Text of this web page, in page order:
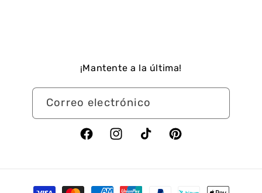
¡Mantente a la última!
Correo electrónico
FacebookInstagramTikTok Pinterest
Formas